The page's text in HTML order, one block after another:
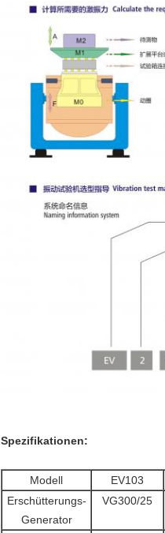
Spezifikationen:
Modell EV103
Erschütterungs-
Generator
VG300/25